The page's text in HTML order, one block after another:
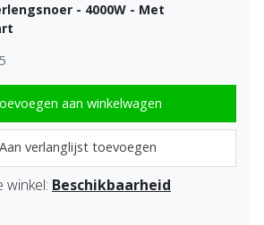
- 4000W - Met
5
aan winkelwagen
Aan verlanglijst toevoegen
winkel: Beschikbaarheid